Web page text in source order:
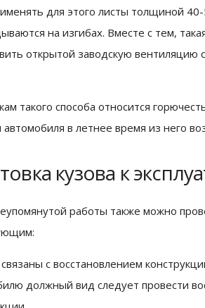
для этого листы толщиной
на изгибах. Вместе с тем,
открытой заводскую вентиляцию
такого способа относится
автомобиля в летнее время из него
кузова к
работы также можно
с восстановлением
должный вид следует провести